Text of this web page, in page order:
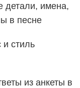
детали, имена,
в песне
и стиль
из анкеты в